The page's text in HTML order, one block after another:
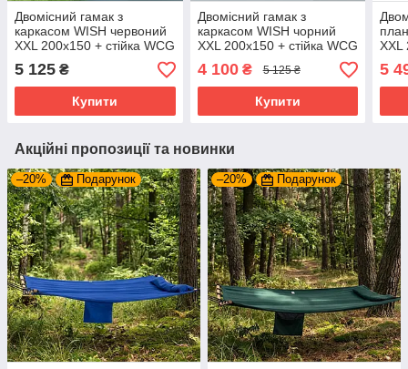
Двомісний гамак з
каркасом WISH червоний
XXL 200x150 + стійка WCG
до 200 кг, для вулиці
5 125 ₴
Купити
Двомісний гамак з
каркасом WISH чорний
XXL 200x150 + стійка WCG
(200 кг) для дачі/саду
4 100₴ 5 125 ₴
Купити
XXL
для
5
Акційні пропозиції та новинки
–20% Подарунок –20% Подарунок